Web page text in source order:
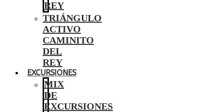
REY
TRIÁNGULO
ACTIVO
CAMINITO
DEL
REY
EXCURSIONES
MIX
DE
EXCURSIONES